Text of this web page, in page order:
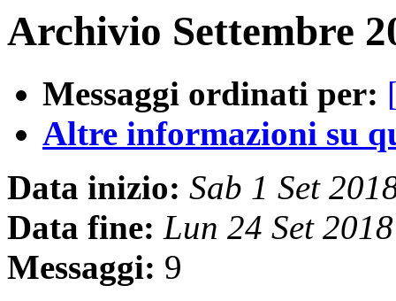
Archivio Settembre
Messaggi ordinati per:
Altre informazioni su
Data inizio: Sab 1 Set
Data fine: Lun 24 Set
Messaggi: 9